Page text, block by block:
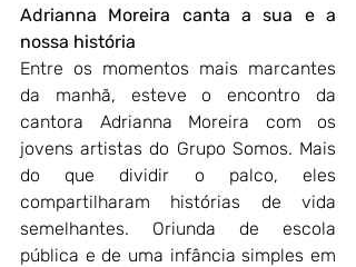
Adrianna Moreira canta a sua e a
nossa história
Entre os momentos mais marcantes
da manhã, esteve o encontro da
cantora Adrianna Moreira com os
jovens artistas do Grupo Somos. Mais
do que dividir o palco, eles
compartilharam histórias de vida
semelhantes. Oriunda de escola
pública e de uma infância simples em